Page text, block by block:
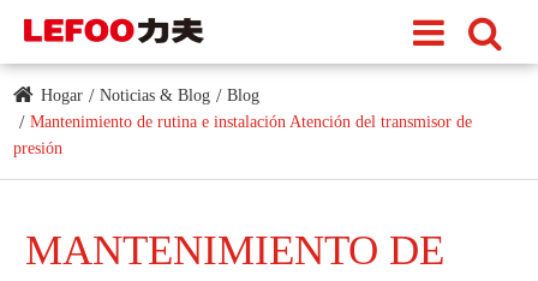
Hogar Noticias & Blog
Blog
Mantenimiento de rutina e instalación Atención del transmisor de
presión
MANTENIMIENTO DE